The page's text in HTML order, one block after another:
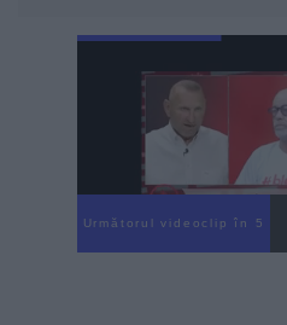
Următorul videoclip în 3